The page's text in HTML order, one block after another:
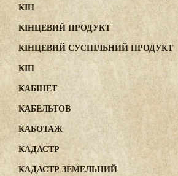
КІН
КІНЦЕВИЙ ПРОДУКТ
КІНЦЕВИЙ СУСПІЛЬНИЙ ПРОДУКТ
КІП
КАБІНЕТ
КАБЕЛЬТОВ
КАБОТАЖ
КАДАСТР
КАДАСТР ЗЕМЕЛЬНИЙ